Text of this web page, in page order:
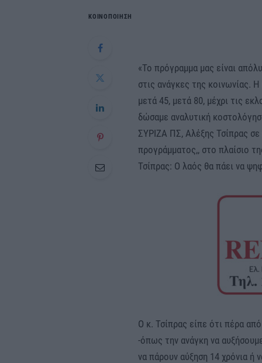
ΚΟΙΝΟΠΟΙΗΣΗ
«Το πρόγραμμα μας είναι
στις ανάγκες της κοινωνίας.
μετά 45, μετά 80, μέχρι τις
δώσαμε αναλυτική
ΣΥΡΙΖΑ ΠΣ, Αλέξης Τσίπρας
προγράμματος,, στο πλαίσιο
Τσίπρας: Ο λαός θα πάει να
Ο κ. Τσίπρας είπε ότι πέρα
-όπως την ανάγκη να
να πάρουν αύξηση 14 χρόνια ή